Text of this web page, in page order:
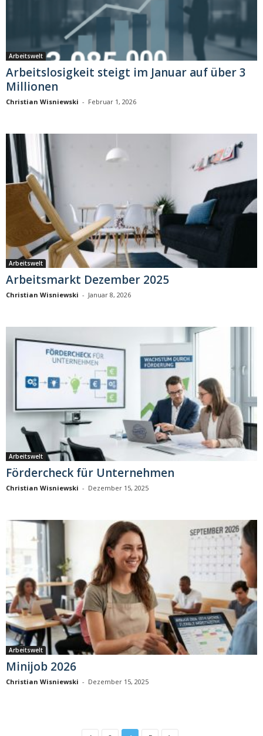
Arbeitswelt
Arbeitslosigkeit steigt im Januar auf über 3
Millionen
Christian Wisniewski - Februar 1, 2026
Arbeitswelt
Arbeitsmarkt Dezember 2025
Christian Wisniewski - Januar 8, 2026
Arbeitswelt
Fördercheck für Unternehmen
Christian Wisniewski - Dezember 15, 2025
Arbeitswelt
Minijob 2026
Christian Wisniewski - Dezember 15, 2025